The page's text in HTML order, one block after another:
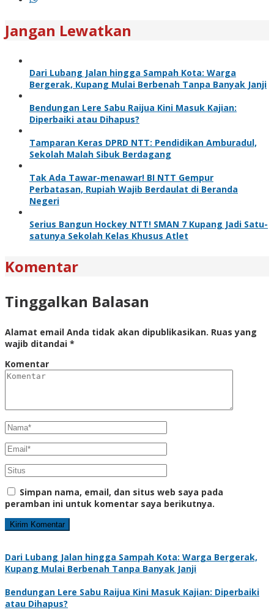
Jangan Lewatkan
Dari Lubang Jalan hingga Sampah Kota: Warga
Bergerak, Kupang Mulai Berbenah Tanpa Banyak Janji
Bendungan Lere Sabu Raijua Kini Masuk Kajian:
Diperbaiki atau Dihapus?
Tamparan Keras DPRD NTT: Pendidikan Amburadul,
Sekolah Malah Sibuk Berdagang
Tak Ada Tawar-menawar! BI NTT Gempur
Perbatasan, Rupiah Wajib Berdaulat di Beranda
Negeri
Serius Bangun Hockey NTT! SMAN 7 Kupang Jadi Satu-
satunya Sekolah Kelas Khusus Atlet
Komentar
Tinggalkan Balasan
Alamat email Anda tidak akan dipublikasikan. Ruas yang
wajib ditandai *
Komentar
Simpan nama, email, dan situs web saya pada
peramban ini untuk komentar saya berikutnya.
Dari Lubang Jalan hingga Sampah Kota: Warga Bergerak,
Kupang Mulai Berbenah Tanpa Banyak Janji
Bendungan Lere Sabu Raijua Kini Masuk Kajian: Diperbaiki
atau Dihapus?